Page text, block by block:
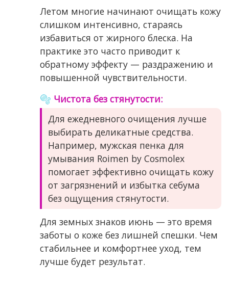
Летом многие начинают очищать кожу
слишком интенсивно, стараясь
избавиться от жирного блеска. На
практике это часто приводит к
обратному эффекту — раздражению и
повышенной чувствительности.
🫧 Чистота без стянутости:
Для ежедневного очищения лучше
выбирать деликатные средства.
Например, мужская пенка для
умывания Roimen by Cosmolex
помогает эффективно очищать кожу
от загрязнений и избытка себума
без ощущения стянутости.
Для земных знаков июнь — это время
заботы о коже без лишней спешки. Чем
стабильнее и комфортнее уход, тем
лучше будет результат.